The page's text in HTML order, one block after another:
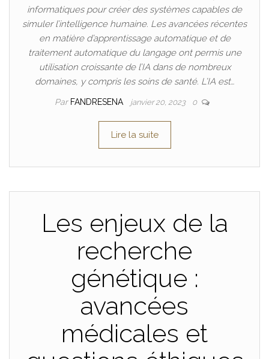
informatiques pour créer des systèmes capables de
simuler l’intelligence humaine. Les avancées récentes
en matière d’apprentissage automatique et de
traitement automatique du langage ont permis une
utilisation croissante de l’IA dans de nombreux
domaines, y compris les soins de santé. L’IA est…
Par FANDRESENA janvier 20, 2023 0
Lire la suite
Les enjeux de la
recherche
génétique :
avancées
médicales et